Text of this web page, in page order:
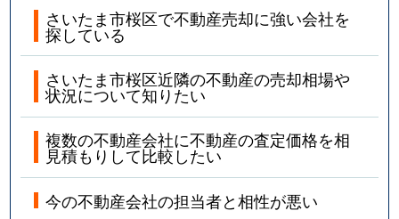
さいたま市桜区で不動産売却に強い会社を
探している
さいたま市桜区近隣の不動産の売却相場や
状況について知りたい
複数の不動産会社に不動産の査定価格を相
見積もりして比較したい
今の不動産会社の担当者と相性が悪い